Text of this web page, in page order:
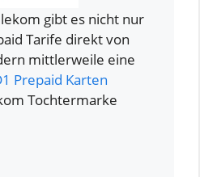
gibt es nicht nur
Tarife direkt von
mittlerweile eine
Prepaid Karten
Tochtermarke